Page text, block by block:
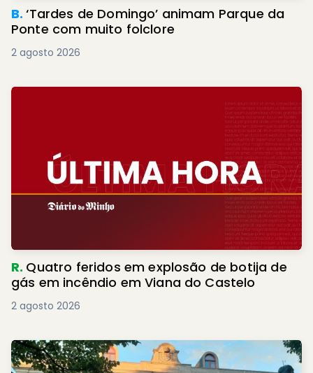
B.‘Tardes de Domingo’ animam Parque da
Ponte com muito folclore
2 agosto 2026
R. Quatro feridos em explosão de botija de
gás em incêndio em Viana do Castelo
2 agosto 2026